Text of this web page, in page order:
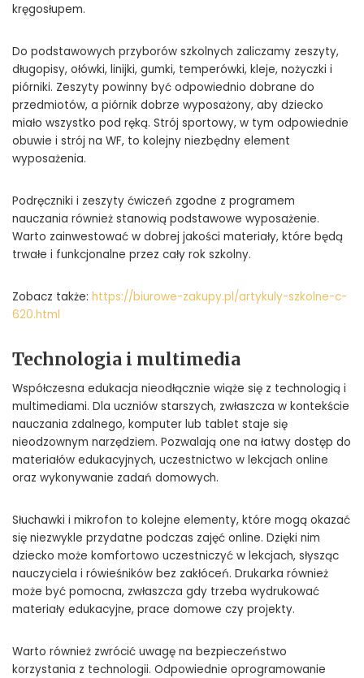
kręgosłupem.
Do podstawowych przyborów szkolnych zaliczamy zeszyty,
długopisy, ołówki, linijki, gumki, temperówki, kleje, nożyczki i
piórniki. Zeszyty powinny być odpowiednio dobrane do
przedmiotów, a piórnik dobrze wyposażony, aby dziecko
miało wszystko pod ręką. Strój sportowy, w tym odpowiednie
obuwie i strój na WF, to kolejny niezbędny element
wyposażenia.
Podręczniki i zeszyty ćwiczeń zgodne z programem
nauczania również stanowią podstawowe wyposażenie.
Warto zainwestować w dobrej jakości materiały, które będą
trwałe i funkcjonalne przez cały rok szkolny.
Zobacz także: https://biurowe-zakupy.pl/artykuly-szkolne-c-
620.html
Technologia i multimedia
Współczesna edukacja nieodłącznie wiąże się z technologią i
multimediami. Dla uczniów starszych, zwłaszcza w kontekście
nauczania zdalnego, komputer lub tablet staje się
nieodzownym narzędziem. Pozwalają one na łatwy dostęp do
materiałów edukacyjnych, uczestnictwo w lekcjach online
oraz wykonywanie zadań domowych.
Słuchawki i mikrofon to kolejne elementy, które mogą okazać
się niezwykle przydatne podczas zajęć online. Dzięki nim
dziecko może komfortowo uczestniczyć w lekcjach, słysząc
nauczyciela i rówieśników bez zakłóceń. Drukarka również
może być pomocna, zwłaszcza gdy trzeba wydrukować
materiały edukacyjne, prace domowe czy projekty.
Warto również zwrócić uwagę na bezpieczeństwo
korzystania z technologii. Odpowiednie oprogramowanie